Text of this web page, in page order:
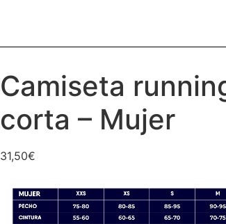
Camiseta
corta – Mujer
31,50€